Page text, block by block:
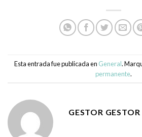
Esta entrada fue publicada en General.
permanente.
GESTOR GESTOR